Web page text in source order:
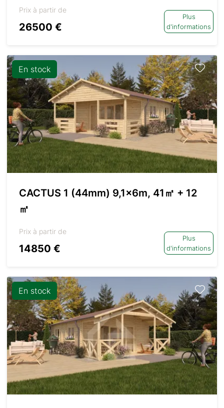
Prix à partir de
26500 €
Plus
d'informations
En stock
CACTUS 1 (44mm) 9,1x6m, 41㎡ + 12
㎡
Prix à partir de
14850 €
Plus
d'informations
En stock